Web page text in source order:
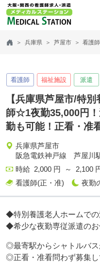
兵庫県 芦屋市 看護師
看護師 福祉施設 派遣
【兵庫県芦屋市/特
師☆1夜勤35,000円
勤も可能！正看・准
兵庫県芦屋市
阪急電鉄神戸線 芦屋
時給 2,000 円 ～ 2,100
看護師(正・准)
夜勤
◆特別養護老人ホームでの
◆希少な夜勤専従派遣のお
◎最寄駅からシャトルバ
◎正看・准看問わず募集し